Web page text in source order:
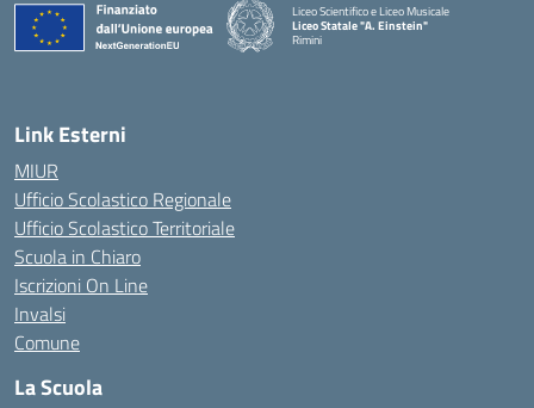
Liceo Scientifico e Liceo Musicale
Liceo Statale "A. Einstein"
Rimini
Link Esterni
MIUR
Ufficio Scolastico Regionale
Ufficio Scolastico Territoriale
Scuola in Chiaro
Iscrizioni On Line
Invalsi
Comune
La Scuola